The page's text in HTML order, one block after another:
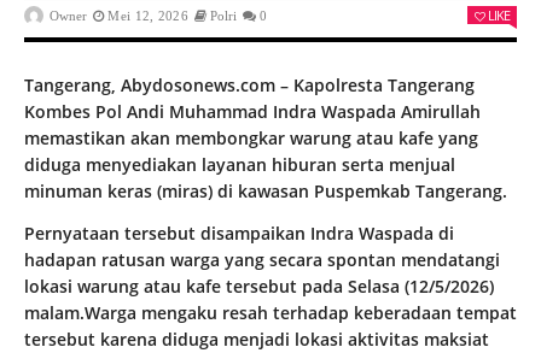
Owner Mei 12, 2026 Polri 0 LIKE
Tangerang, Abydosonews.com – Kapolresta Tangerang
Kombes Pol Andi Muhammad Indra Waspada Amirullah
memastikan akan membongkar warung atau kafe yang
diduga menyediakan layanan hiburan serta menjual
minuman keras (miras) di kawasan Puspemkab Tangerang.
Pernyataan tersebut disampaikan Indra Waspada di
hadapan ratusan warga yang secara spontan mendatangi
lokasi warung atau kafe tersebut pada Selasa (12/5/2026)
malam.Warga mengaku resah terhadap keberadaan tempat
tersebut karena diduga menjadi lokasi aktivitas maksiat